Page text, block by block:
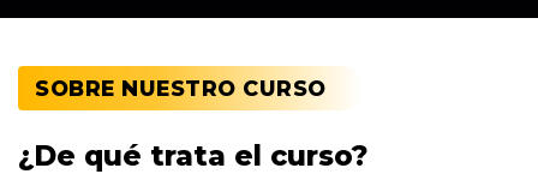
SOBRE NUESTRO CURSO
¿De qué trata el curso?